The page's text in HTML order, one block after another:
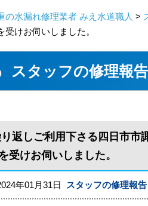
の水漏れ修理業者 みえ水道職人 >
受けお伺いしました。
スタッフの修理報告
返しご利用下さる四日市市
受けお伺いしました。
年01月31日 スタッフの修理報告